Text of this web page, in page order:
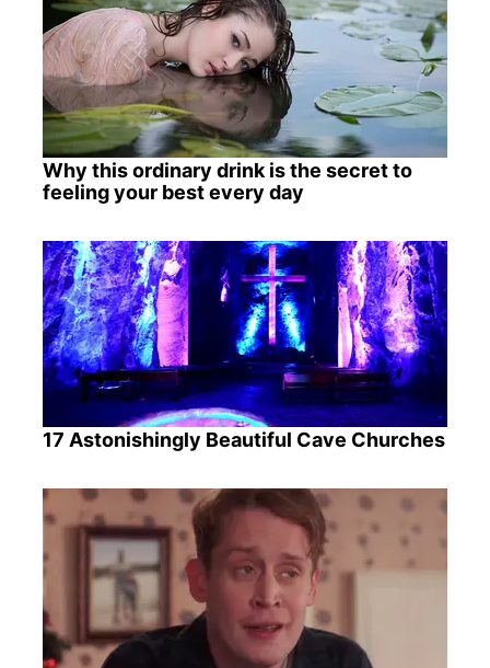
Why this ordinary drink is the secret to
feeling your best every day
17 Astonishingly Beautiful Cave Churches